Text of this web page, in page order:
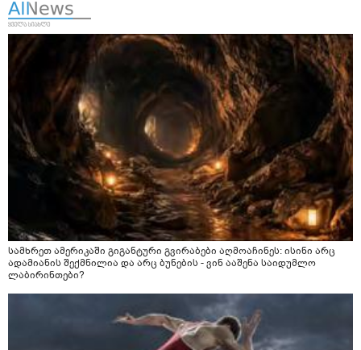
სამხრეთ ამერიკაში გიგანტური გვირაბები აღმოაჩინეს: ისინი არც
ადამიანის შექმნილია და არც ბუნების - ვინ ააშენა საიდუმლო
ლაბირინთები?